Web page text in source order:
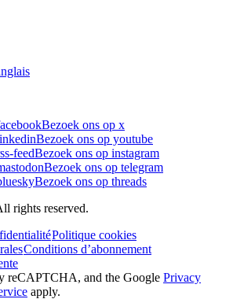
Bezoek ons op x
Bezoek ons op youtube
feedBezoek ons op instagram
Bezoek ons op telegram
Bezoek ons op threads
rights reserved.
Politique cookies
Conditions d’abonnement
reCAPTCHA, and the Google Privacy
apply.